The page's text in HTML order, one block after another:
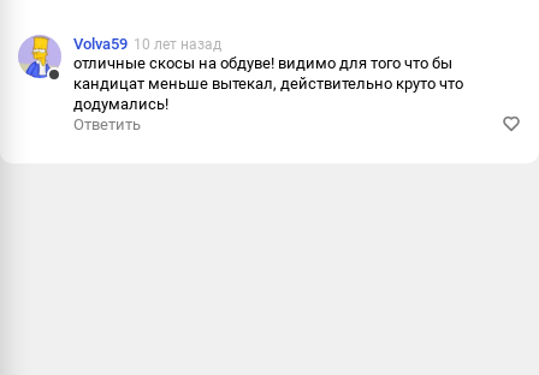
Volva59 10 лет назад
отличные скосы на обдуве! видимо для того что бы
кандицат меньше вытекал, действительно круто что
додумались!
Ответить
Ответить